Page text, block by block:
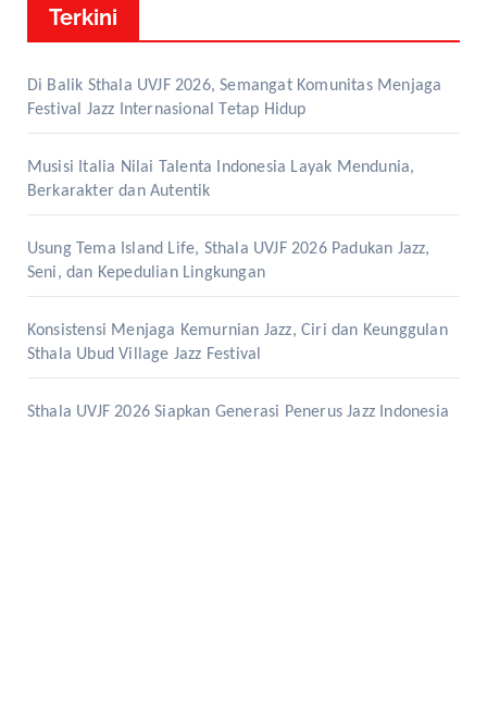
Terkini
Di Balik Sthala UVJF 2026, Semangat Komunitas Menjaga
Festival Jazz Internasional Tetap Hidup
Musisi Italia Nilai Talenta Indonesia Layak Mendunia,
Berkarakter dan Autentik
Usung Tema Island Life, Sthala UVJF 2026 Padukan Jazz,
Seni, dan Kepedulian Lingkungan
Konsistensi Menjaga Kemurnian Jazz, Ciri dan Keunggulan
Sthala Ubud Village Jazz Festival
Sthala UVJF 2026 Siapkan Generasi Penerus Jazz Indonesia